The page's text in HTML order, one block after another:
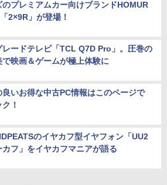
のプレミアムカー向けブランドHOMUR
2×9R」が登場！
レードテレビ「TCL Q7D Pro」。圧巻の
で映画＆ゲームが極上体験に
良いお得な中古PC情報はこのページで
！
のイヤカフ型イヤフォン「UU2
カフ」をイヤカフマニアが語る